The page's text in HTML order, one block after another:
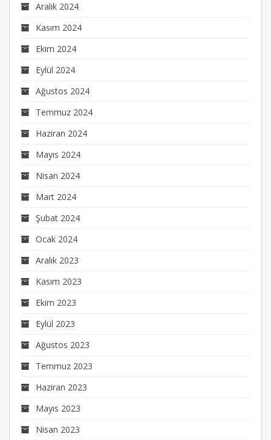
Aralık 2024
Kasım 2024
Ekim 2024
Eylül 2024
Ağustos 2024
Temmuz 2024
Haziran 2024
Mayıs 2024
Nisan 2024
Mart 2024
Şubat 2024
Ocak 2024
Aralık 2023
Kasım 2023
Ekim 2023
Eylül 2023
Ağustos 2023
Temmuz 2023
Haziran 2023
Mayıs 2023
Nisan 2023